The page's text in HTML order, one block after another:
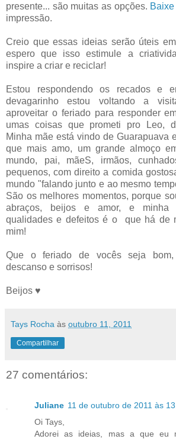
presente... são muitas as opções.
impressão.
Creio que essas ideias serão úteis
espero que isso estimule a
inspire a criar e reciclar!
Estou respondendo os recados e
devagarinho estou voltando a
aproveitar o feriado para responder
umas coisas que prometi pro Leo,
Minha mãe está vindo de Guarapuava
que mais amo, um grande almoço
mundo, pai, mãeS, irmãos,
pequenos, com direito a comida
mundo "falando junto e ao mesmo
São os melhores momentos, porque
abraços, beijos e amor, e minha
qualidades e defeitos é o que há de
mim!
Que o feriado de vocês seja
descanso e sorrisos!
Beijos ♥
Tays Rocha às outubro 11, 2011
Compartilhar
27 comentários:
Juliane 11 de outubro de 2011 às
Oi Tays,
Adorei as ideias, mas a que eu